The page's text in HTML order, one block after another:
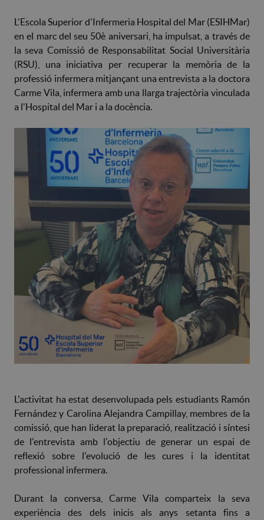
L'Escola Superior d'Infermeria Hospital del Mar (ESIHMar)
en el marc del seu 50è aniversari, ha impulsat, a través de
la seva Comissió de Responsabilitat Social Universitària
(RSU), una iniciativa per recuperar la memòria de la
professió infermera mitjançant una entrevista a la doctora
Carme Vila, infermera amb una llarga trajectòria vinculada
a l'Hospital del Mar i a la docència.
L'activitat ha estat desenvolupada pels estudiants Ramón
Fernández y Carolina Alejandra Campillay, membres de la
comissió, que han liderat la preparació, realització i síntesi
de l'entrevista amb l'objectiu de generar un espai de
reflexió sobre l'evolució de les cures i la identitat
professional infermera.
Durant la conversa, Carme Vila comparteix la seva
experiència des dels inicis als anys setanta fins a